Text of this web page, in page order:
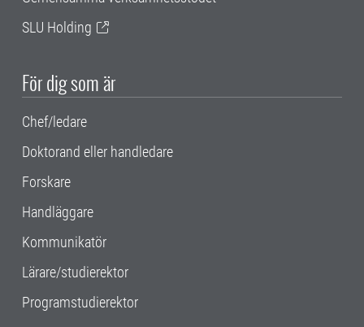
SLU Holding
För dig som är
Chef/ledare
Doktorand eller handledare
Forskare
Handläggare
Kommunikatör
Lärare/studierektor
Programstudierektor